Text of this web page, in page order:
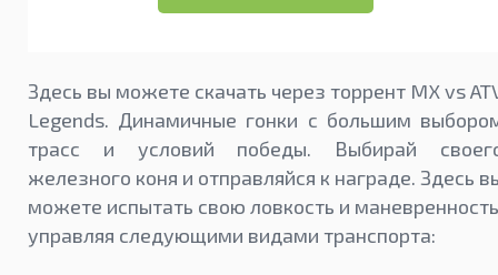
Здесь вы можете скачать через торрент MX vs
Legends. Динамичные гонки с большим
трасс и условий победы. Выбирай
железного коня и отправляйся к награде. Здесь
можете испытать свою ловкость и
управляя следующими видами транспорта: